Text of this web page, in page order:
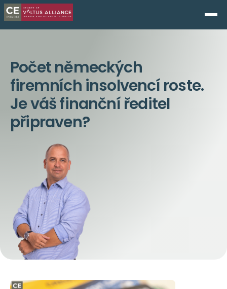
Počet německých
firemních insolvencí roste.
Je váš finanční ředitel
připraven?